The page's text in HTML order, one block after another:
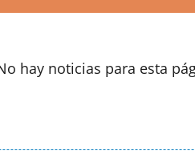
hay noticias para esta